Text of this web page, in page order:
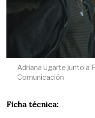
Adriana Ugarte junto a
Comunicación
Ficha técnica: